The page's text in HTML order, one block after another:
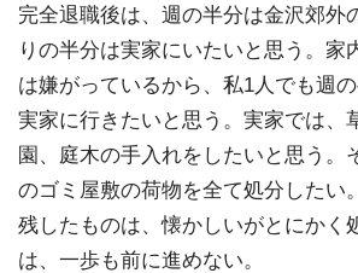
完全退職後は、週の半分は金沢郊外
りの半分は実家にいたいと思う。家
は嫌がっているから、私1人でも週
実家に行きたいと思う。実家では、
園、庭木の手入れをしたいと思う。
のゴミ屋敷の荷物を全て処分したい
残したものは、懐かしいがとにかく
は、一歩も前に進めない。